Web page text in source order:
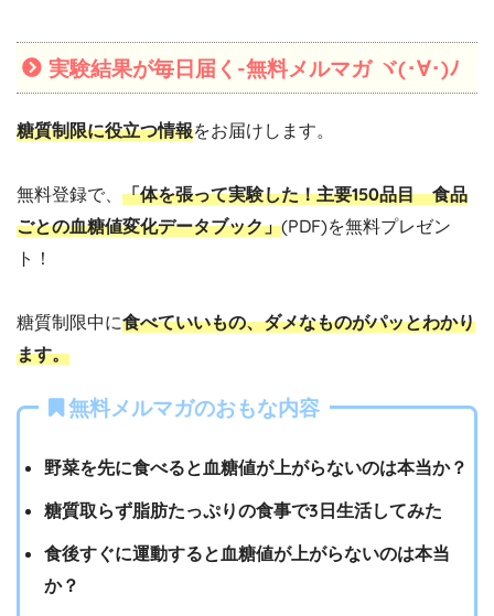
実験結果が毎日届く-無料メルマガ ヾ(･∀･)ﾉ
糖質制限に役立つ情報をお届けします。
無料登録で、 「体を張って実験した！主要150品目 食品
ごとの血糖値変化データブック」(PDF)を無料プレゼン
ト！
糖質制限中に食べていいもの、ダメなものがパッとわかり
ます。
無料メルマガのおもな内容
野菜を先に食べると血糖値が上がらないのは本当か？
糖質取らず脂肪たっぷりの食事で3日生活してみた
食後すぐに運動すると血糖値が上がらないのは本当
か？